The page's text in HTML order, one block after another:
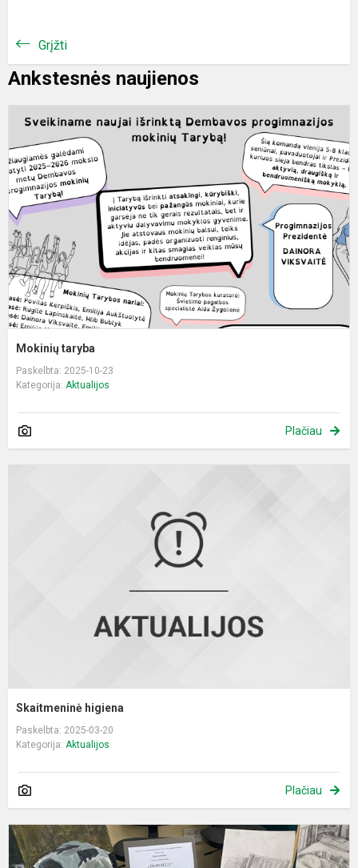
Grįžti
Ankstesnės naujienos
Mokinių taryba
Paskelbta: 2025-10-23
Kategorija: Aktualijos
Plačiau
Skaitmeninė higiena
Paskelbta: 2025-03-20
Kategorija: Aktualijos
Plačiau